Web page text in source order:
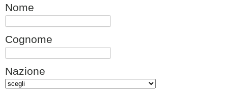
Nome
Cognome
Nazione